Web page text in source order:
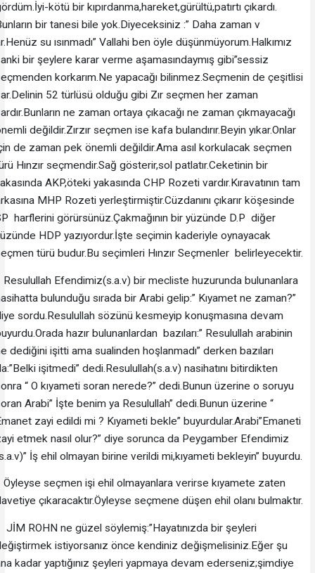
kötü bir kıpırdanma,hareket,gürültü,patırtı çıkardı.
bir tanesi bile yok.Diyeceksiniz :” Daha zaman v
su ısınmadı” Vallahi ben öyle düşünmüyorum.Halkımız
bir şeylere karar verme aşamasındaymış gibi”sessiz
korkarım.Ne yapacağı bilinmez.Seçmenin de çeşitlisi
52 türlüsü olduğu gibi Zır seçmen her zaman
ne zaman ortaya çıkacağı ne zaman çıkmayacağı
değildir.Zırzır seçmen ise kafa bulandırır.Beyin yıkar.Onlar
de zaman pek önemli değildir.Ama asıl korkulacak seçmen
Hınzır seçmendir.Sağ gösterir,sol patlatır.Ceketinin bir
AKP,öteki yakasında CHP Rozeti vardır.Kıravatının tam
MHP Rozeti yerleştirmiştir.Cüzdanını çıkarır köşesinde
harflerini görürsünüz.Çakmağının bir yüzünde D.P diğer
HDP yazıyordur.İşte seçimin kaderiyle oynayacak
türü budur.Bu seçimleri Hınzır Seçmenler belirleyecektir.
Efendimiz(s.a.v) bir mecliste huzurunda bulunanlara
bulunduğu sırada bir Arabi gelip:” Kıyamet ne zaman?”
sordu.Resulullah sözünü kesmeyip konuşmasına devam
hazır bulunanlardan bazıları:” Resulullah arabinin
dediğini işitti ama sualinden hoşlanmadı” derken bazıları
işitmedi” dedi.Resulullah(s.a.v) nasihatını bitirdikten
“ O kıyameti soran nerede?” dedi.Bunun üzerine o soruyu
Arabi” İşte benim ya Resulullah” dedi.Bunun üzerine “
zayi edildi mi ? Kıyameti bekle” buyurdular.Arabi”Emaneti
etmek nasıl olur?” diye sorunca da Peygamber Efendimiz
İş ehil olmayan birine verildi mi,kıyameti bekleyin” buyurdu.
seçmen işi ehil olmayanlara verirse kıyamete zaten
çıkaracaktır.Öyleyse seçmene düşen ehil olanı bulmaktır.
ROHN ne güzel söylemiş:”Hayatınızda bir şeyleri
istiyorsanız önce kendiniz değişmelisiniz.Eğer şu
kadar yaptığınız şeyleri yapmaya devam ederseniz;şimdiye